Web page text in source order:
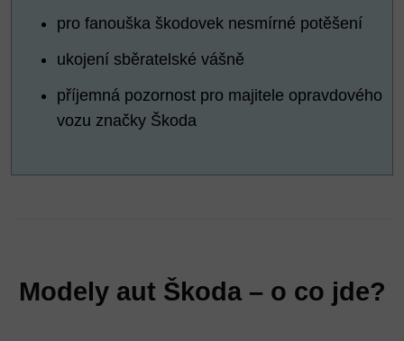
pro fanouška škodovek nesmírné potěšení
ukojení sběratelské vášně
příjemná pozornost pro majitele opravdového
vozu značky Škoda
Modely aut Škoda – o co jde?